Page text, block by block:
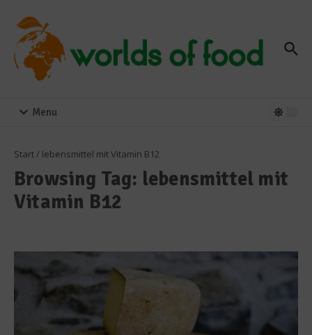
Menu
Start/ lebensmittel mit Vitamin B12
Browsing Tag: lebensmittel mit
Vitamin B12